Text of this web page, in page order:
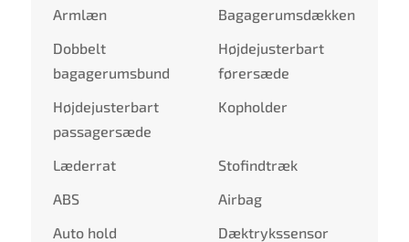
Armlæn
Bagagerumsdækken
Dobbelt
bagagerumsbund
Højdejusterbart
førersæde
Højdejusterbart
passagersæde
Kopholder
Læderrat
Stofindtræk
ABS
Airbag
Auto hold
Dæktrykssensor